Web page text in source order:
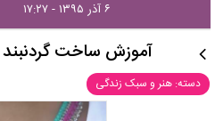
۶ آذر ۱۳۹۵ - ۱۷:۲۷
آموزش ساخت
دسته: هنر و سبک زندگی